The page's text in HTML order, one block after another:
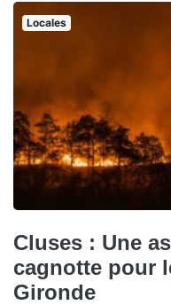
Locales
Cluses : Une
cagnotte pour
Gironde